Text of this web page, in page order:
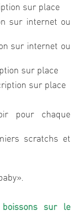
sur place
sur internet ou
sur internet ou
sur place
sur place
pour chaque
scratchs et
sur le